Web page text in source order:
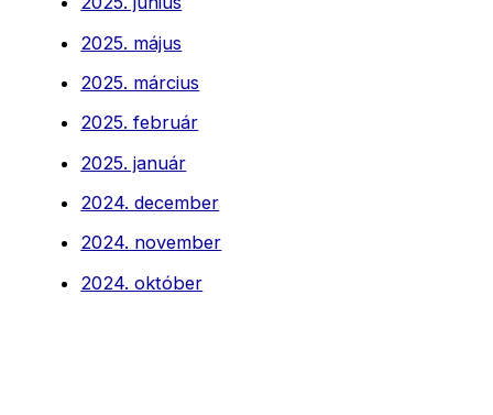
2025. május
2025. március
2025. február
2025. január
2024. december
2024. november
2024. október